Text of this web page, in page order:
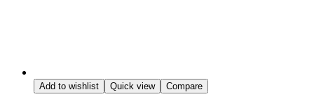
Add to wishlist Quick view Compare